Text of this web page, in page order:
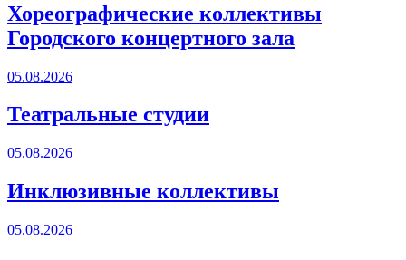
Хореографические коллективы
Городского концертного зала
05.08.2026
Театральные студии
05.08.2026
Инклюзивные коллективы
05.08.2026